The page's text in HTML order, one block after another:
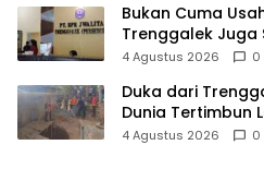
Bukan Cuma
Trenggalek Juga
UMKM Rintisan
4 Agustus 2026 0
Duka dari
Dunia Tertimbun
4 Agustus 2026 0